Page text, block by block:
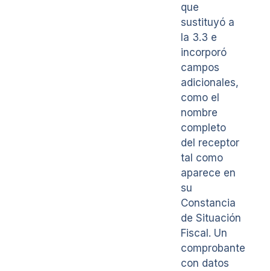
que
sustituyó a
la 3.3 e
incorporó
campos
adicionales,
como el
nombre
completo
del receptor
tal como
aparece en
su
Constancia
de Situación
Fiscal. Un
comprobante
con datos